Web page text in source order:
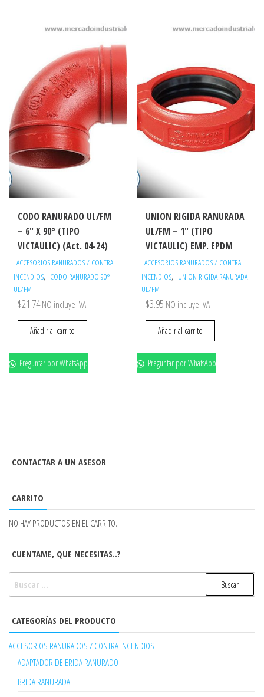
CODO RANURADO UL/FM
– 6″ X 90° (TIPO
VICTAULIC) (Act. 04-24)
ACCESORIOS RANURADOS / CONTRA
INCENDIOS, CODO RANURADO 90°
UL/FM
$21.74 NO incluye IVA
Añadir al carrito
Preguntar por WhatsApp
UNION RIGIDA RANURADA
UL/FM – 1″ (TIPO
VICTAULIC) EMP. EPDM
ACCESORIOS RANURADOS / CONTRA
INCENDIOS, UNION RIGIDA RANURADA
UL/FM
$3.95 NO incluye IVA
Añadir al carrito
Preguntar por WhatsApp
CONTACTAR A UN ASESOR
CARRITO
NO HAY PRODUCTOS EN EL CARRITO.
CUENTAME, QUE NECESITAS..?
CATEGORÍAS DEL PRODUCTO
ACCESORIOS RANURADOS / CONTRA INCENDIOS
ADAPTADOR DE BRIDA RANURADO
BRIDA RANURADA